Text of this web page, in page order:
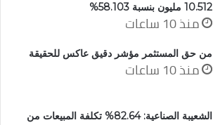
10.512 مليون بنسبة 58.103%
منذ 10 ساعات
من حق المستثمر مؤشر دقيق عاكس للحقيقة
منذ 10 ساعات
الشعيبة الصناعية: 82.64% تكلفة المبيعات من